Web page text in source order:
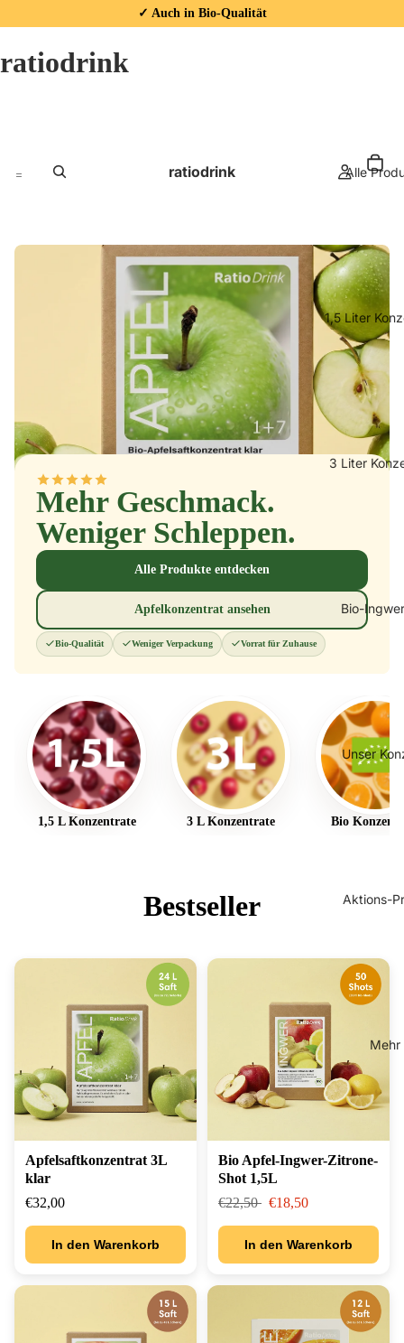
✓ Auch in Bio-Qualität
ratiodrink
ratiodrink Alle
1,5 Liter
3 Liter
Bio-
Unser
Aktions-
Mehr
Mehr Geschmack.
Weniger Schleppen.
Alle Produkte entdecken
Apfelkonzentrat ansehen
Bio-Qualität Weniger Verpackung Vorrat für Zuhause
1,5 L Konzentrate 3 L Konzentrate Bio
Bestseller
Apfelsaftkonzentrat 3L
klar
€32,00
In den Warenkorb
Bio Apfel-Ingwer-Zitrone-
Shot 1,5L
€22,50 €18,50
In den Warenkorb